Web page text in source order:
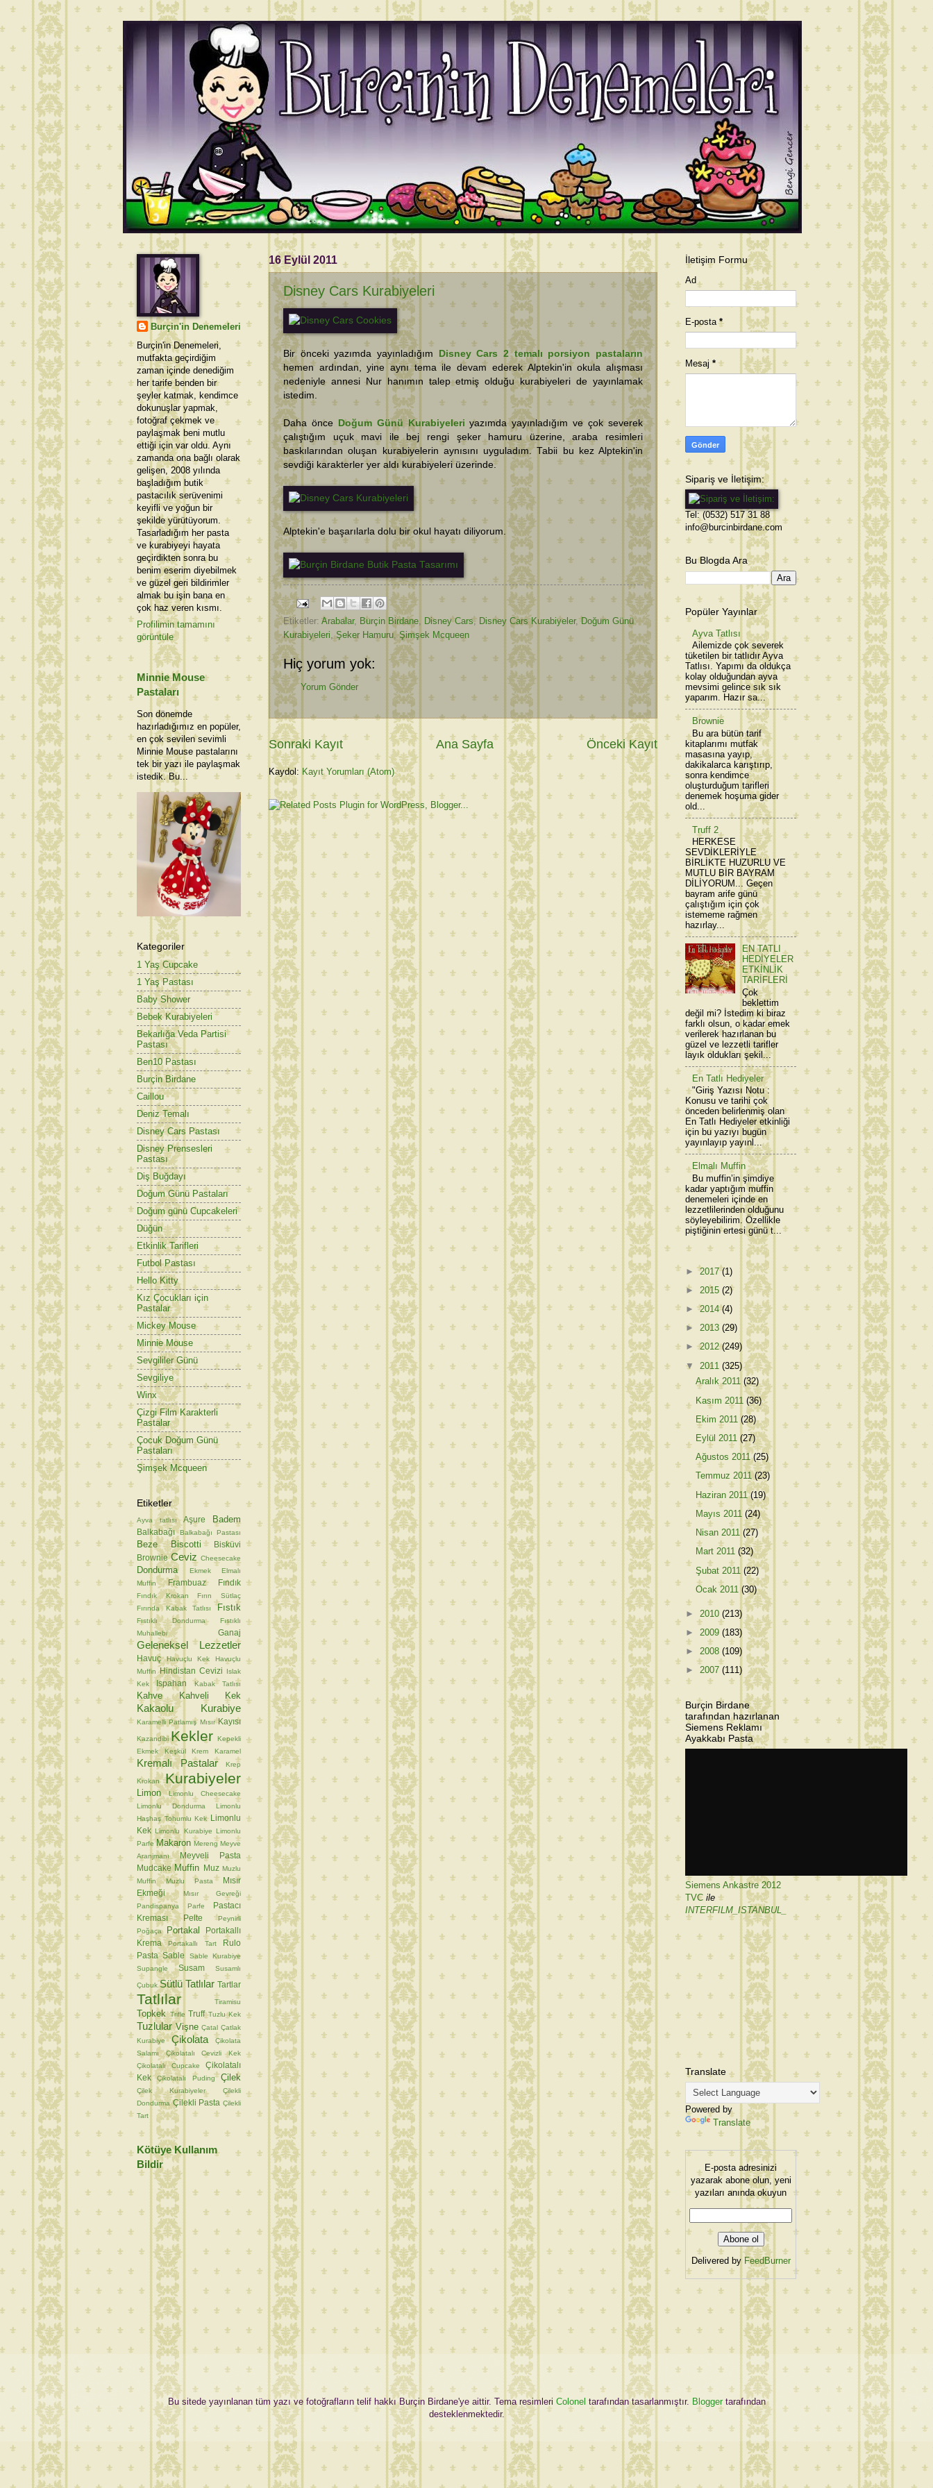
16 Eylül 2011
Disney Cars Kurabiyeleri
Bir önceki yazımda yayınladığım
Disney Cars 2 temalı porsiyon pastaların
hemen ardından, yine aynı tema ile devam ederek Alptekin'in okula alışması
nedeniyle annesi Nur hanımın talep etmiş olduğu kurabiyeleri de yayınlamak
istedim.
Daha önce Doğum Günü Kurabiyeleri yazımda yayınladığım ve çok severek
çalıştığım uçuk mavi ile bej rengi şeker hamuru üzerine, araba resimleri
baskılarından oluşan kurabiyelerin aynısını uyguladım. Tabii bu kez Alptekin'in
sevdiği karakterler yer aldı kurabiyeleri üzerinde.
Alptekin'e başarılarla dolu bir okul hayatı diliyorum.
Etiketler: Arabalar, Burçin Birdane, Disney Cars, Disney Cars Kurabiyeler,Doğum Günü
Kurabiyeleri,Şeker Hamuru,Şimşek Mcqueen
Hiç yorum yok:
Yorum Gönder
Sonraki Kayıt Önceki Kayıt
Ana Sayfa
Kaydol: Kayıt Yorumları (Atom)
Burçin'in Denemeleri
Burçin'in Denemeleri,
mutfakta geçirdiğim
zaman içinde denediğim
her tarife benden bir
şeyler katmak, kendimce
dokunuşlar yapmak,
fotoğraf çekmek ve
paylaşmak beni mutlu
ettiği için var oldu. Aynı
zamanda ona bağlı olarak
gelişen, 2008 yılında
başladığım butik
pastacılık serüvenimi
keyifli ve yoğun bir
şekilde yürütüyorum.
Tasarladığım her pasta
ve kurabiyeyi hayata
geçirdikten sonra bu
benim eserim diyebilmek
ve güzel geri bildirimler
almak bu işin bana en
çok haz veren kısmı.
Profilimin tamamını
görüntüle
Minnie Mouse
Pastaları
Son dönemde
hazırladığımız en popüler,
en çok sevilen sevimli
Minnie Mouse pastalarını
tek bir yazı ile paylaşmak
istedik. Bu...
Kategoriler
1 Yaş Cupcake
1 Yaş Pastası
Baby Shower
Bebek Kurabiyeleri
Bekarlığa Veda Partisi
Pastası
Ben10 Pastası
Burçin Birdane
Caillou
Deniz Temalı
Disney Cars Pastası
Disney Prensesleri
Pastası
Diş Buğdayı
Doğum Günü Pastaları
Doğum günü Cupcakeleri
Düğün
Etkinlik Tarifleri
Futbol Pastası
Hello Kitty
Kız Çocukları için
Pastalar
Mickey Mouse
Minnie Mouse
Sevgililer Günü
Sevgiliye
Winx
Çizgi Film Karakterli
Pastalar
Çocuk Doğum Günü
Pastaları
Şimşek Mcqueen
Etiketler
Ayva tatlısı Aşure Badem
Balkabağı Balkabağı Pastası
Beze Biscotti
Bisküvi
Brownie Ceviz Cheesecake
Dondurma Ekmek
Elmalı
Muffin
Frambuaz Fındık
Fındık Krokan
Fırın Sütlaç
Fırında Kabak Tatlısı
Fıstık
Fıstıklı Dondurma
Fıstıklı
Muhallebi
Ganaj
Geleneksel Lezzetler
Havuç Havuçlu Kek
Havuçlu
Muffin Hindistan Cevizi
Islak
Kek
Ispahan Kabak Tatlısı
Kahve Kahveli Kek
Kakaolu Kurabiye
Karamelli Patlamış Mısır Kayısı
Kazandibi Kekler Kepekli
Ekmek
Keşkül Krem Karamel
Kremalı Pastalar Krep
Krokan Kurabiyeler
Limon
Limonlu Cheesecake
Limonlu Dondurma
Limonlu
Haşhaş Tohumlu Kek
Limonlu
Kek Limonlu Kurabiye Limonlu
Parfe Makaron Mereng Meyve
Aranjmanı
Meyveli Pasta
Mudcake Muffin Muz Muzlu
Muffin
Muzlu Pasta
Mısır
Ekmeği
Mısır Gevreği
Pandispanya
Parfe
Pastacı
Kreması
Pelte
Peynirli
Poğaça
Portakal
Portakallı
Krema
Portakallı Tart
Rulo
Pasta Sable
Sable Kurabiye
Supangle
Susam Susamlı
Çubuk Sütlü Tatlılar Tartlar
Tatlılar Tiramisu
Topkek Trifle Truff Tuzlu Kek
Tuzlular Vişne Çatal Çatlak
Kurabiye
Çikolata
Çikolata
Salamı
Çikolatalı Cevizli Kek
Çikolatalı Cupcake
Çikolatalı
Kek
Çikolatalı Puding Çilek
Çilek Kurabiyeler
Çilekli
Dondurma Çilekli Pasta Çilekli
Tart
Kötüye Kullanım
Bildir
İletişim Formu
Ad
E-posta*
Mesaj *
Sipariş ve İletişim:
Tel: (0532) 517 31 88
info@burcinbirdane.com
Bu Blogda Ara
Popüler Yayınlar
Ayva Tatlısı
Ailemizde çok severek
tüketilen bir tatlıdır Ayva
Tatlısı. Yapımı da oldukça
kolay olduğundan ayva
mevsimi gelince sık sık
yaparım. Hazır sa...
Brownie
Bu ara bütün tarif
kitaplarımı mutfak
masasına yayıp,
dakikalarca karıştırıp,
sonra kendimce
oluşturduğum tarifleri
denemek hoşuma gider
old...
Truff 2
HERKESE
SEVDİKLERİYLE
BİRLİKTE HUZURLU VE
MUTLU BİR BAYRAM
DİLİYORUM... Geçen
bayram arife günü
çalıştığım için çok
istememe rağmen
hazırlay...
EN TATLI
HEDİYELER
ETKİNLİK
TARİFLERİ
Çok
beklettim
değil mi? İstedim ki biraz
farklı olsun, o kadar emek
verilerek hazırlanan bu
güzel ve lezzetli tarifler
layık oldukları şekil...
En Tatlı Hediyeler
"Giriş Yazısı Notu :
Konusu ve tarihi çok
önceden belirlenmiş olan
En Tatlı Hediyeler etkinliği
için bu yazıyı bugün
yayınlayıp yayınl...
Elmalı Muffin
Bu muffin’in şimdiye
kadar yaptığım muffin
denemeleri içinde en
lezzetlilerinden olduğunu
söyleyebilirim. Özellikle
piştiğinin ertesi günü t...
►2017(1)
► 2015 (2)
►2014(4)
► 2013 (29)
►2012(249)
▼ 2011 (325)
Aralık 2011(32)
Kasım 2011(36)
Ekim 2011(28)
Eylül 2011(27)
Ağustos 2011(25)
Temmuz 2011(23)
Haziran 2011(19)
Mayıs 2011(24)
Nisan 2011(27)
Mart 2011(32)
Şubat 2011(22)
Ocak 2011(30)
► 2010 (213)
► 2009 (183)
► 2008 (109)
► 2007 (111)
Burçin Birdane
tarafından hazırlanan
Siemens Reklamı
Ayakkabı Pasta
Siemens Ankastre 2012
TVC ile
INTERFILM_ISTANBUL_
Translate
Powered by
Translate
E-posta adresinizi
yazarak abone olun, yeni
yazıları anında okuyun
Delivered by FeedBurner
Bu sitede yayınlanan tüm yazı ve fotoğrafların telif hakkı Burçin Birdane'ye aittir. Tema resimleri Colonel tarafından tasarlanmıştır. Bloggertarafından
desteklenmektedir.